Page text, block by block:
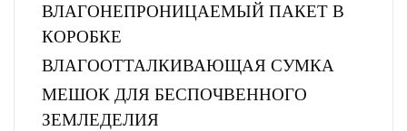
ВЛАГОНЕПРОНИЦАЕМЫЙ ПАКЕТ В
КОРОБКЕ
ВЛАГООТТАЛКИВАЮЩАЯ СУМКА
МЕШОК ДЛЯ БЕСПОЧВЕННОГО
ЗЕМЛЕДЕЛИЯ